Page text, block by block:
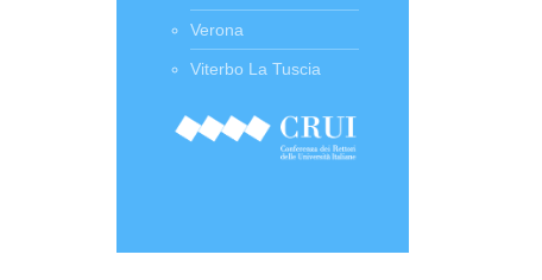
Verona
Viterbo La Tuscia